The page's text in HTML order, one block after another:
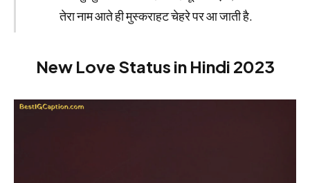
तेरा नाम आते ही मुस्कराहट चेहरे पर आ जाती है.
New Love Status in Hindi 2023